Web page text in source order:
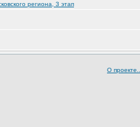
региона, 3 этап
О проекте...